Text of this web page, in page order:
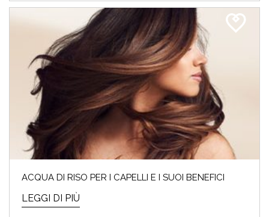
ACQUA DI RISO PER I CAPELLI E I SUOI BENEFICI
LEGGI DI PIÙ